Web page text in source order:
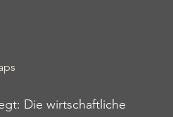
: Die wirtschaftliche